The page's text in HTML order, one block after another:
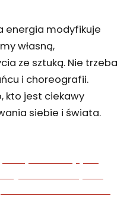
energia modyfikuje
własną,
ze sztuką. Nie trzeba
i choreografii.
kto jest ciekawy
siebie i świata.